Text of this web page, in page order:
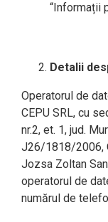
“Informații
Detalii
Operatorul de
CEPU SRL, cu
nr.2, et. 1, jud.
J26/1818/2006,
Jozsa Zoltan
operatorul de
numărul de